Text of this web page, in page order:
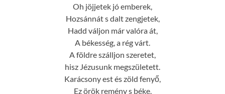
Oh jöjjetek jó emberek,
Hozsánnát s dalt zengjetek,
Hadd váljon már valóra át,
A békesség, a rég várt.
A földre szálljon szeretet,
hisz Jézusunk megszületett.
Karácsony est és zöld fenyő,
Ez örök remény s béke.